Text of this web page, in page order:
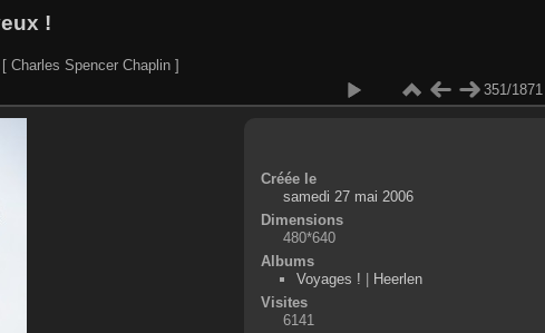
!
Charles Spencer Chaplin ]
351/1871
Créée le
samedi 27 mai 2006
Dimensions
480*640
Albums
Voyages !
Heerlen
Visites
6141